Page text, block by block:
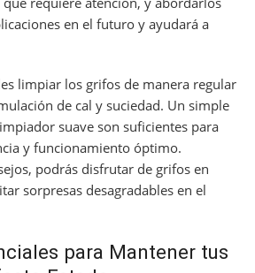
en el futuro y ayudará a
limpiar los grifos de manera regular
de cal y suciedad. Un simple
suave son suficientes para
y funcionamiento óptimo.
podrás disfrutar de grifos en
sorpresas desagradables en el
para Mantener tus